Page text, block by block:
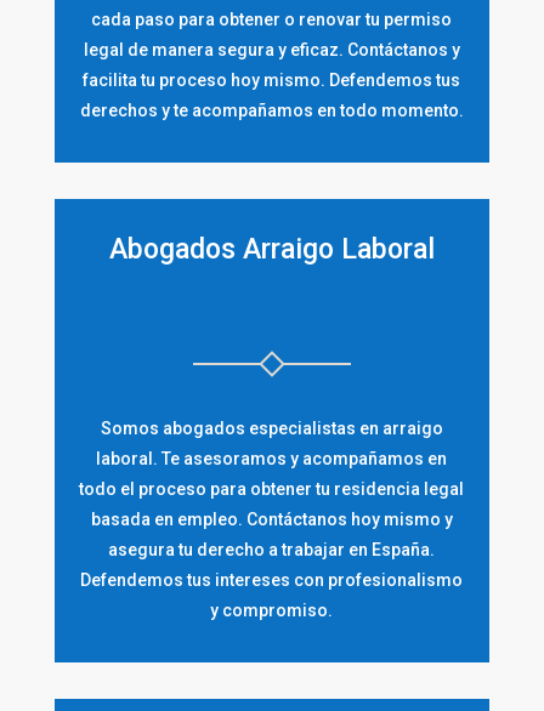
cada paso para obtener o renovar tu permiso
legal de manera segura y eficaz. Contáctanos y
facilita tu proceso hoy mismo. Defendemos tus
derechos y te acompañamos en todo momento.
Abogados Arraigo Laboral
Somos abogados especialistas en arraigo
laboral. Te asesoramos y acompañamos en
todo el proceso para obtener tu residencia legal
basada en empleo. Contáctanos hoy mismo y
asegura tu derecho a trabajar en España.
Defendemos tus intereses con profesionalismo
y compromiso.